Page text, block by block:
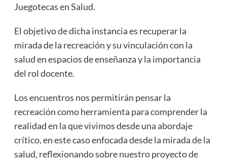
Juegotecas en Salud.
El objetivo de dicha instancia es recuperar la
mirada de la recreación y su vinculación con la
salud en espacios de enseñanza y la importancia
del rol docente.
Los encuentros nos permitirán pensar la
recreación como herramienta para comprender la
realidad en la que vivimos desde una abordaje
crítico, en este caso enfocada desde la mirada de la
salud, reflexionando sobre nuestro proyecto de